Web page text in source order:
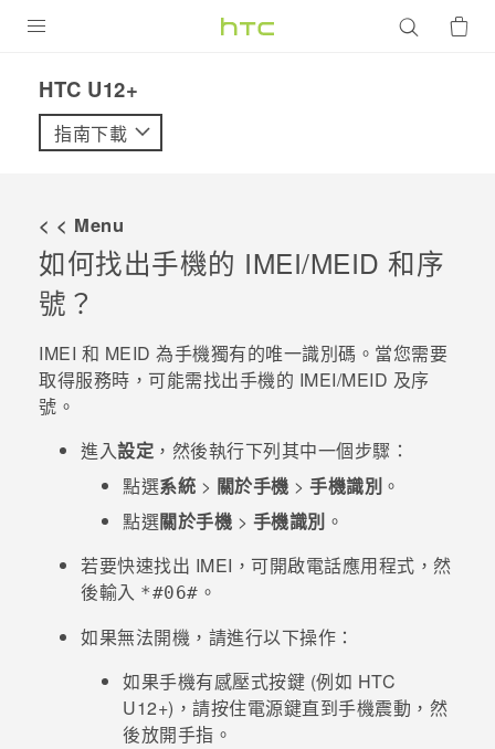
VIVE
配件
VIVERSE
優惠專區
焦點訊息
銷售門市
銷售通路
支援服務
VIVELAND
HTC U12+‎
指南下載
< < Menu
如何找出手機的 IMEI/MEID 和序
號？
IMEI 和 MEID 為手機獨有的唯一識別碼。當您需要
取得服務時，可能需找出手機的 IMEI‍/‍MEID 及序
號。
進入設定 ，然後執行下列其中一個步驟：
點選系統 > 關於手機 > 手機識別 。
點選關於手機 > 手機識別 。
若要快速找出 IMEI，可開啟電話應用程式，然
後輸入 *#06# 。
如果無法開機，請進行以下操作：
如果手機有感壓式按鍵 (例如 HTC
U12+)，請按住電源鍵直到手機震動，然
後放開手指。